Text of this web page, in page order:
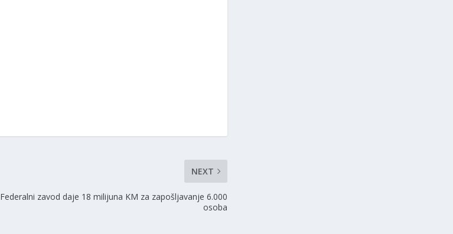
NEXT
Federalni zavod daje 18 milijuna KM za zapošljavanje 6.000
osoba